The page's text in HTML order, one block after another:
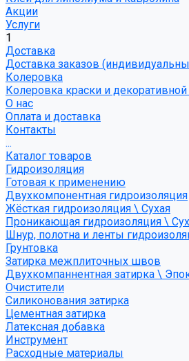
Акции
Услуги
1
Доставка
Доставка заказов
Колеровка
Колеровка краски и
О нас
Оплата и доставка
Контакты
...
Каталог товаров
Гидроизоляция
Готовая к применению
Двухкомпонентная гидроизоляция
Жёсткая гидроизоляция \ Сухая
Проникающая гидроизоляция \
Шнур, полотна и ленты
Грунтовка
Затирка межплиточных швов
Двухкомпаннентная затирка \
Очистители
Силиконования затирка
Цементная затирка
Латексная добавка
Инструмент
Расходные материалы